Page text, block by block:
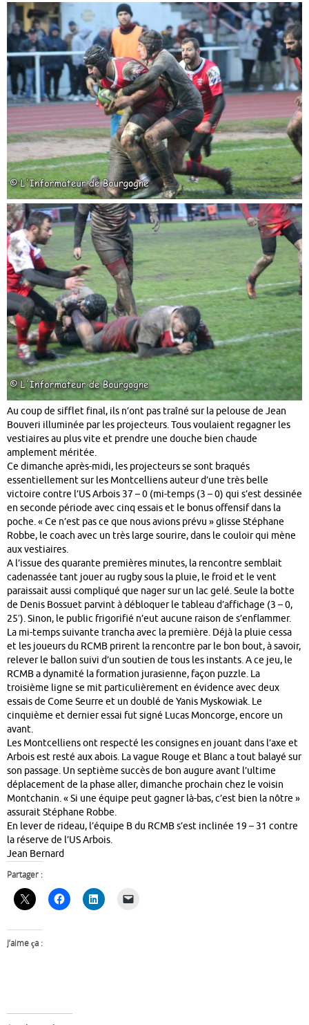
Au coup de sifflet final, ils n’ont pas traîné sur la pelouse de Jean
Bouveri illuminée par les projecteurs. Tous voulaient regagner les
vestiaires au plus vite et prendre une douche bien chaude
amplement méritée.
Ce dimanche après-midi, les projecteurs se sont braqués
essentiellement sur les Montcelliens auteur d’une très belle
victoire contre l’US Arbois 37 – 0 (mi-temps (3 – 0) qui s’est dessinée
en seconde période avec cinq essais et le bonus offensif dans la
poche. « Ce n’est pas ce que nous avions prévu » glisse Stéphane
Robbe, le coach avec un très large sourire, dans le couloir qui mène
aux vestiaires.
A l’issue des quarante premières minutes, la rencontre semblait
cadenassée tant jouer au rugby sous la pluie, le froid et le vent
paraissait aussi compliqué que nager sur un lac gelé. Seule la botte
de Denis Bossuet parvint à débloquer le tableau d’affichage (3 – 0,
25′). Sinon, le public frigorifié n’eut aucune raison de s’enflammer.
La mi-temps suivante trancha avec la première. Déjà la pluie cessa
et les joueurs du RCMB prirent la rencontre par le bon bout, à savoir,
relever le ballon suivi d’un soutien de tous les instants. A ce jeu, le
RCMB a dynamité la formation jurasienne, façon puzzle. La
troisième ligne se mit particulièrement en évidence avec deux
essais de Come Seurre et un doublé de Yanis Myskowiak. Le
cinquième et dernier essai fut signé Lucas Moncorge, encore un
avant.
Les Montcelliens ont respecté les consignes en jouant dans l’axe et
Arbois est resté aux abois. La vague Rouge et Blanc a tout balayé sur
son passage. Un septième succès de bon augure avant l’ultime
déplacement de la phase aller, dimanche prochain chez le voisin
Montchanin. « Si une équipe peut gagner là-bas, c’est bien la nôtre »
assurait Stéphane Robbe.
En lever de rideau, l’équipe B du RCMB s’est inclinée 19 – 31 contre
la réserve de l’US Arbois.
Jean Bernard
Partager :
J’aime ça :